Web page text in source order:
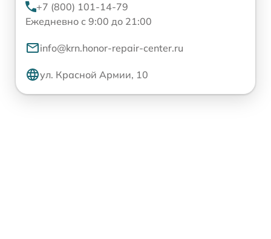
+7 (800) 101-14-79
Ежедневно с 9:00 до 21:00
info@krn.honor-repair-center.ru
ул. Красной Армии, 10